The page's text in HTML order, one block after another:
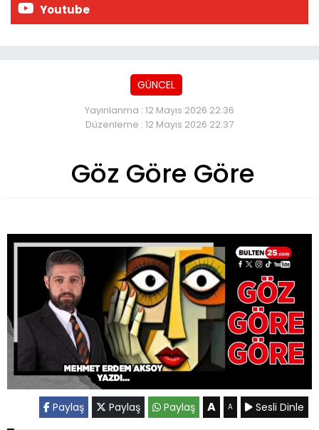
Youtube
GÜNCEL
Yayınlanma : 12 Mayıs 2026 22:36
Düzenleme : 12 Mayıs 2026 22:37
Göz Göre Göre
Paylaş Paylaş Paylaş A A Sesli Dinle